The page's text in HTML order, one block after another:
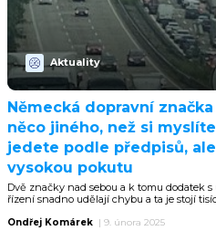
Aktuality
Německá dopravní
něco jiného, než si
jedete podle předpisů,
vysokou pokutu
Dvě značky nad sebou a k tomu dodatek
řízení snadno udělají chybu a ta je stojí
Ondřej Komárek | 9. února 2025